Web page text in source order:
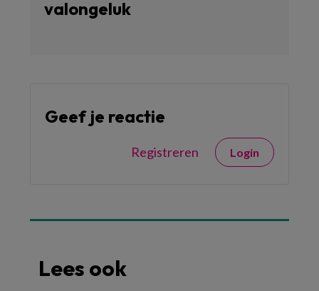
valongeluk
Geef je reactie
Registreren Login
Lees ook